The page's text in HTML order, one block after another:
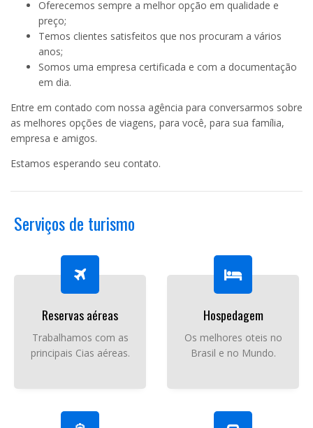
Oferecemos sempre a melhor opção em qualidade e
preço;
Temos clientes satisfeitos que nos procuram a vários
anos;
Somos uma empresa certificada e com a documentação
em dia.
Entre em contado com nossa agência para conversarmos sobre
as melhores opções de viagens, para você, para sua família,
empresa e amigos.
Estamos esperando seu contato.
Serviços de turismo
Reservas aéreas
Trabalhamos com as
principais Cias aéreas.
Hospedagem
Os melhores oteis no
Brasil e no Mundo.